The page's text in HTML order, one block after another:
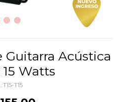
Watts
T15-T15